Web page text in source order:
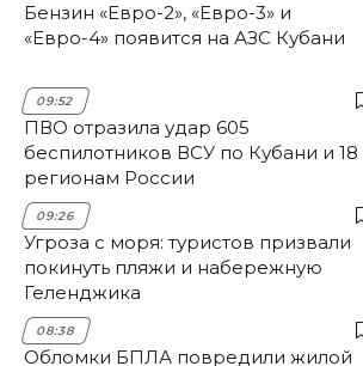
Бензин «Евро-2», «Евро-3» и
«Евро-4» появится на АЗС Кубани
09:52
ПВО отразила удар 605
беспилотников ВСУ по Кубани и 18
регионам России
09:26
Угроза с моря: туристов призвали
покинуть пляжи и набережную
Геленджика
08:38
Обломки БПЛА повредили жилой